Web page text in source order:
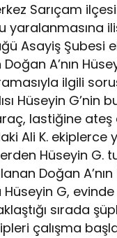
Sarıçam
yaralanmasına
Asayiş Şubesi
A’nın
ilgili
Hüseyin G’nin
lastiğine
Ali K.
Hüseyin G.
Doğan
G,
sırada
çalışma